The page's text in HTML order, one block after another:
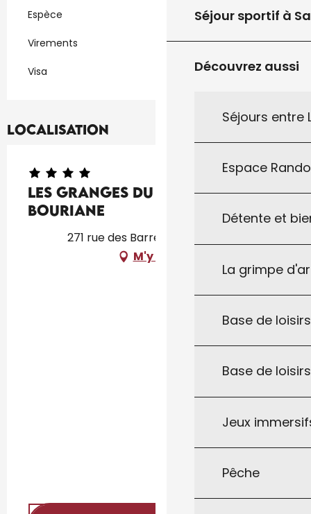
Séjour sportif à
Découvrez aussi
Séjours entre
Espace
Détente et
La grimpe
Base de
Base de
Jeux
Pêche
Espèce
Virements
Visa
Localisation
Les Granges du Barri haut Gîte
Bouriane
271 rue des Barres, 46300 Milhac
M'y rendre